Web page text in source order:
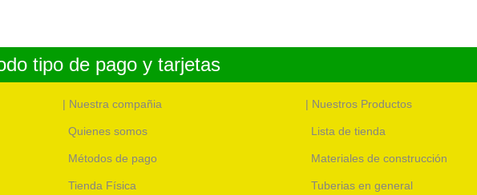
tipo de pago y tarjetas
| Nuestra compañia
Quienes somos
Métodos de pago
Tienda Física
| Nuestros Productos
Lista de tienda
Materiales de construcción
Tuberias en general